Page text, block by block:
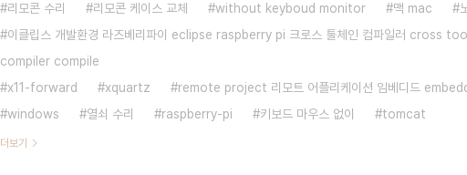
리모콘 수리
리모콘 케이스 교체 without keyboud monitor 맥 mac
이클립스 개발환경 라즈베리파이 eclipse raspberry pi 크로스 툴체인 컴파일러 cross
compiler compile
x11-forward
xquartz
remote project 리모트 어플리케이션 임베디드
windows
열쇠 수리 raspberry-pi 키보드 마우스 없이 tomcat
더보기